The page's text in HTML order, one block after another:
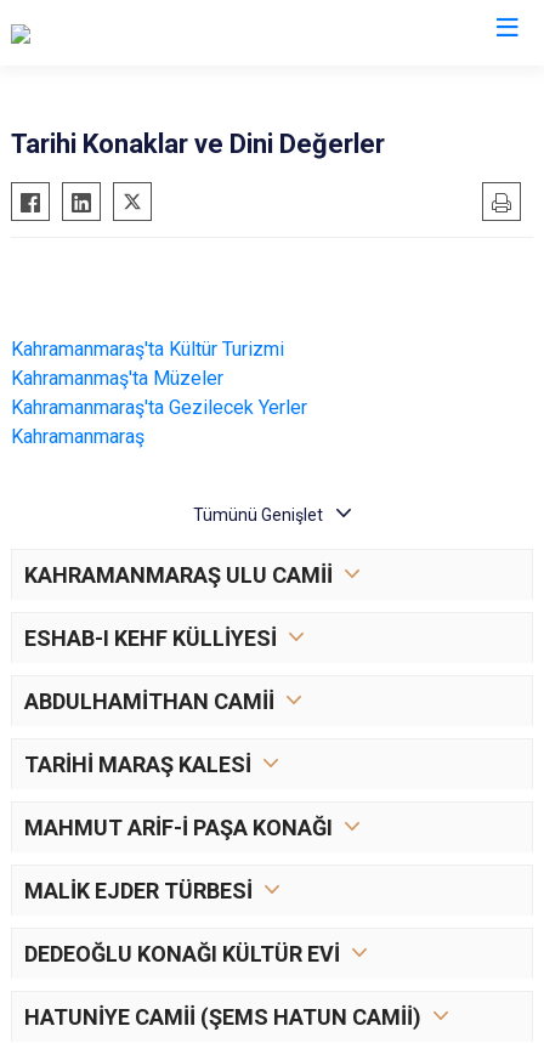
Tarihi Konaklar ve Dini Değerler
Kahramanmaraş'ta Kültür Turizmi
Kahramanmaş'ta Müzeler
Kahramanmaraş'ta Gezilecek Yerler
Kahramanmaraş
KAHRAMANMARAŞ ULU CAMİİ
ESHAB-I KEHF KÜLLİYESİ
ABDULHAMİTHAN CAMİİ
TARİHİ MARAŞ KALESİ
MAHMUT ARİF-İ PAŞA KONAĞI
MALİK EJDER TÜRBESİ
DEDEOĞLU KONAĞI KÜLTÜR EVİ
HATUNİYE CAMİİ (ŞEMS HATUN CAMİİ)